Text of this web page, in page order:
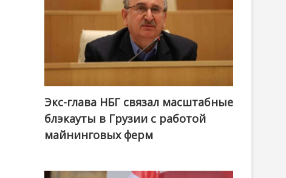
Экс-глава НБГ связал масштабные
блэкауты в Грузии с работой
майнинговых ферм